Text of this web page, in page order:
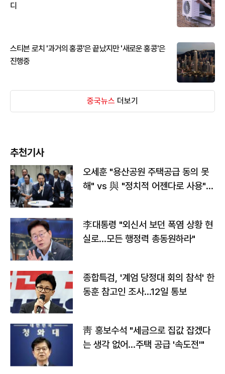
디
스티븐 로치 '과거의 홍콩'은 끝났지만 '새로운 홍콩'은
진행중
중국뉴스 더보기
추천기사
오세훈 "용산공원 주택공급 동의 못
해" vs 與 "정치적 어젠다로 사용"
李대통령 "외신서 보던 폭염 상황 현
실로…모든 행정력 총동원하라"
종합특검, '계엄 당정대 회의 참석' 한
동훈 참고인 조사...12일 통보
靑 홍보수석 "세금으로 집값 잡겠다
는 생각 없어…주택 공급 '속도전'"